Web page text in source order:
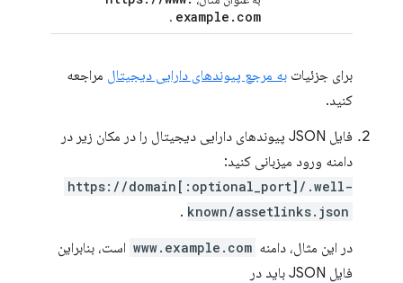
example . com
.
برای جزئیات به مرجع پیوندهای دارایی دیجیتال مراجعه
کنید.
فایل JSON پیوندهای دارایی دیجیتال را در مکان زیر در
دامنه ورود میزبانی کنید:
https://domain[:optional_port]/.well-
known/assetlinks.json
.
در این مثال، دامنه www.example.com است، بنابراین
فایل JSON باید در